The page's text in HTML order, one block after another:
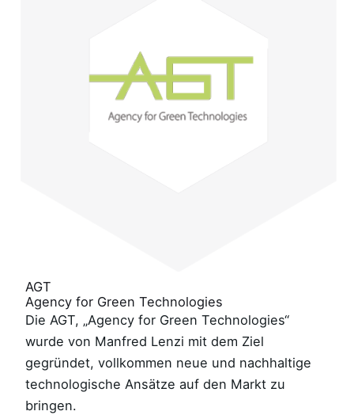
AGT
Agency for Green Technologies
Die AGT, „Agency for Green Technologies“
wurde von Manfred Lenzi mit dem Ziel
gegründet, vollkommen neue und nachhaltige
technologische Ansätze auf den Markt zu
bringen.